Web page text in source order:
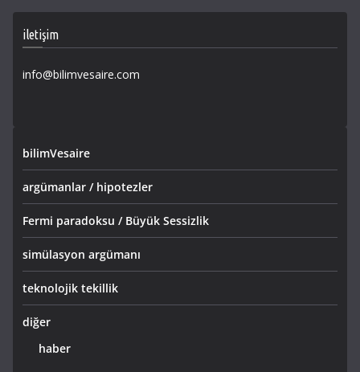
iletişim
info@bilimvesaire.com
bilimVesaire
argümanlar / hipotezler
Fermi paradoksu / Büyük Sessizlik
simülasyon argümanı
teknolojik tekillik
diğer
haber